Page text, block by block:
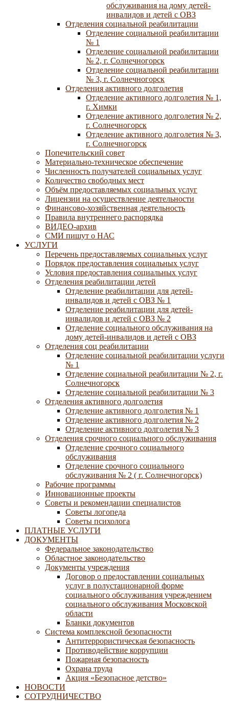
обслуживания на дому детей-
инвалидов и детей с ОВЗ
Отделения социальной реабилитации
Отделение социальной реабилитации
№ 1
Отделение социальной реабилитации
№ 2, г. Солнечногорск
Отделение социальной реабилитации
№ 3, г. Солнечногорск
Отделения активного долголетия
Отделение активного долголетия № 1,
г. Химки
Отделение активного долголетия № 2,
г. Солнечногорск
Отделение активного долголетия № 3,
г. Солнечногорск
Попечительский совет
Материально-техническое обеспечение
Численность получателей социальных услуг
Количество свободных мест
Объём предоставляемых социальных услуг
Лицензии на осуществление деятельности
Финансово-хозяйственная деятельность
Правила внутреннего распорядка
ВИДЕО-архив
СМИ пишут о НАС
УСЛУГИ
Перечень предоставляемых социальных услуг
Порядок предоставления социальных услуг
Условия предоставления социальных услуг
Отделения реабилитации детей
Отделение реабилитации для детей-
инвалидов и детей с ОВЗ № 1
Отделение реабилитации для детей-
инвалидов и детей с ОВЗ № 2
Отделение социального обслуживания на
дому детей-инвалидов и детей с ОВЗ
Отделения соц реабилитации
Отделение социальной реабилитации услуги
№ 1
Отделение социальной реабилитации № 2, г.
Солнечногорск
Отделение социальной реабилитации № 3
Отделения активного долголетия
Отделение активного долголетия № 1
Отделение активного долголетия № 2
Отделение активного долголетия № 3
Отделения срочного социального обслуживания
Отделение срочного социального
обслуживания
Отделение срочного социального
обслуживания № 2 ( г. Солнечногорск)
Рабочие программы
Инновационные проекты
Советы и рекомендации специалистов
Советы логопеда
Советы психолога
ПЛАТНЫЕ УСЛУГИ
ДОКУМЕНТЫ
Федеральное законодательство
Областное законодательство
Документы учреждения
Договор о предоставлении социальных
услуг в полустационарной форме
социального обслуживания учреждением
социального обслуживания Московской
области
Бланки документов
Система комплексной безопасности
Антитеррористическая безопасность
Противодействие коррупции
Пожарная безопасность
Охрана труда
Акция «Безопасное детство»
НОВОСТИ
СОТРУДНИЧЕСТВО